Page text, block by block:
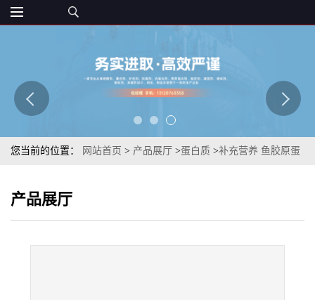
您当前的位置： 网站首页 > 产品展厅 >蛋白质 >补充营养 鱼胶原蛋
产品展厅